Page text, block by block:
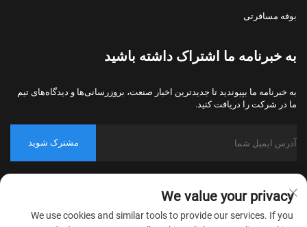
بوفه مسافرتی
به خبرنامه ما اشتراک داشته باشید
به خبرنامه ما بپیوندید تا جدیدترین اخبار صنعت، بروزرسانی‌ها و دیدگاه‌های تیم
ما در شرکت را دریافت کنید.
مشترک شوید
حقوق محفوظ است.
سیاست حریم خصوصی
We value your privacy
We use cookies and similar tools to provide our services. If you